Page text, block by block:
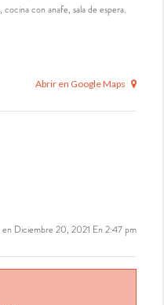
con anafe, sala de espera.
Abrir en Google Maps
en Diciembre 20, 2021 En 2:47 pm